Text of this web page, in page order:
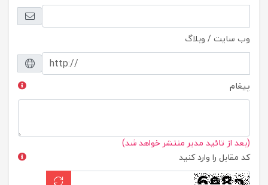
وب سایت / وبلاگ
پیغام
(بعد از تائید مدیر منتشر خواهد شد)
کد مقابل را وارد کنید